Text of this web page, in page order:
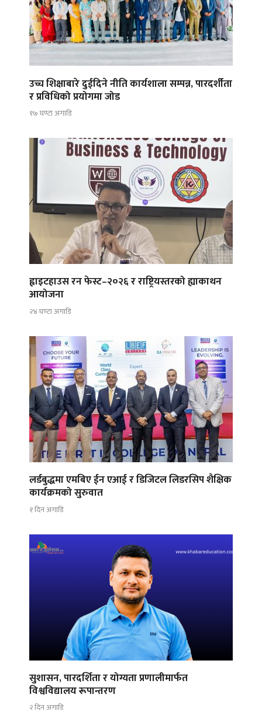
उच्च शिक्षाबारे दुईदिने नीति कार्यशाला सम्पन्न, पारदर्शीता
र प्रविधिको प्रयोगमा जोड
१७ घण्टा अगाडि
ह्वाइटहाउस रन फेस्ट–२०२६ र राष्ट्रियस्तरको ह्याकाथन
आयोजना
२४ घण्टा अगाडि
लर्डबुद्धमा एमबिए ईन एआई र डिजिटल लिडरसिप शैक्षिक
कार्यक्रमको सुरुवात
१ दिन अगाडि
सुशासन, पारदर्शिता र योग्यता प्रणालीमार्फत
विश्वविद्यालय रूपान्तरण
२ दिन अगाडि